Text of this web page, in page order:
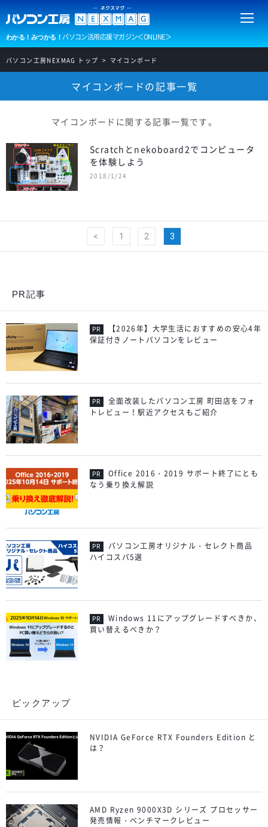
わかる！みつかる！ パソコン活用応援マガジン＜ONLINE＞
パソコン工房NEXMAG トップ マイコンボード
マイコンボードの記事一覧
マイコンボードに関する記事一覧です。
Scratchとnekoboard2でコンピュータ
を体験しよう
2018/1/24
< 1 2 3
PR記事
【2026年】大学生活におすすめの安心4年
保証付きノートパソコンをレビュー
全面改装したパソコン工房 町田店をフォ
トレビュー！駅近アクセスもご紹介
Office 2016・2019 サポート終了にとも
なう乗り換え解説
パソコン工房オリジナル・セレクト商品
ハイコスパ5選
Windows 11にアップグレードすべきか、
買い替えるべきか？
ピックアップ
NVIDIA GeForce RTX Founders Edition と
は？
AMD Ryzen 9000X3D シリーズ プロセッサー
発売情報・ベンチマークレビュー